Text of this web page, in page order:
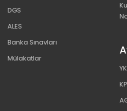
DGS
ALES
Banka Sınavları
Mülakatlar